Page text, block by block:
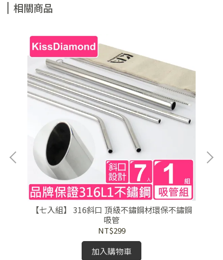
相關商品
【七入組】 316斜口 頂級不鏽鋼材環保不鏽鋼
吸管
NT$299
加入購物車